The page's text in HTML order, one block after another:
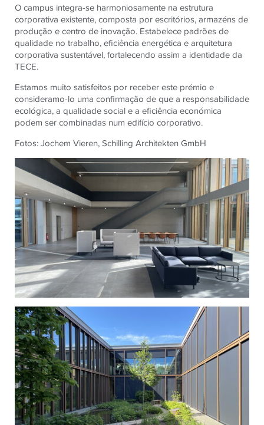
O campus integra-se harmoniosamente na estrutura
corporativa existente, composta por escritórios, armazéns de
produção e centro de inovação. Estabelece padrões de
qualidade no trabalho, eficiência energética e arquitetura
corporativa sustentável, fortalecendo assim a identidade da
TECE.
Estamos muito satisfeitos por receber este prémio e
consideramo-lo uma confirmação de que a responsabilidade
ecológica, a qualidade social e a eficiência económica
podem ser combinadas num edifício corporativo.
Fotos: Jochem Vieren, Schilling Architekten GmbH